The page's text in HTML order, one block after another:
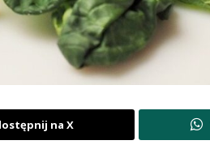
na X